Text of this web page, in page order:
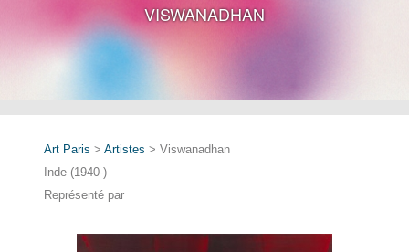
VISWANADHAN
Art Paris > Artistes > Viswanadhan
Inde (1940-)
Représenté par